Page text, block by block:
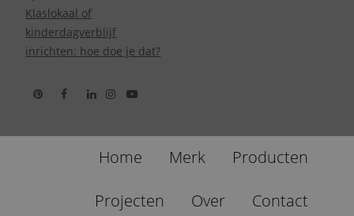
Klaslokaal of
kinderdagverblijf
inrichten: hoe doe je dat?
Home Merk Producten
Projecten Over Contact